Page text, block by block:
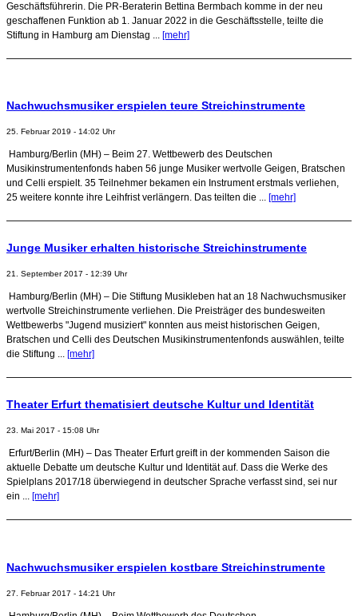
Geschäftsführerin. Die PR-Beraterin Bettina Bermbach komme in der neu
geschaffenen Funktion ab 1. Januar 2022 in die Geschäftsstelle, teilte die
Stiftung in Hamburg am Dienstag ... [mehr]
Nachwuchsmusiker erspielen teure Streichinstrumente
25. Februar 2019 - 14:02 Uhr
Hamburg/Berlin (MH) – Beim 27. Wettbewerb des Deutschen
Musikinstrumentenfonds haben 56 junge Musiker wertvolle Geigen, Bratschen
und Celli erspielt. 35 Teilnehmer bekamen ein Instrument erstmals verliehen,
25 weitere konnte ihre Leihfrist verlängern. Das teilten die ... [mehr]
Junge Musiker erhalten historische Streichinstrumente
21. September 2017 - 12:39 Uhr
Hamburg/Berlin (MH) – Die Stiftung Musikleben hat an 18 Nachwuchsmusiker
wertvolle Streichinstrumente verliehen. Die Preisträger des bundesweiten
Wettbewerbs "Jugend musiziert" konnten aus meist historischen Geigen,
Bratschen und Celli des Deutschen Musikinstrumentenfonds auswählen, teilte
die Stiftung ... [mehr]
Theater Erfurt thematisiert deutsche Kultur und Identität
23. Mai 2017 - 15:08 Uhr
Erfurt/Berlin (MH) – Das Theater Erfurt greift in der kommenden Saison die
aktuelle Debatte um deutsche Kultur und Identität auf. Dass die Werke des
Spielplans 2017/18 überwiegend in deutscher Sprache verfasst sind, sei nur
ein ... [mehr]
Nachwuchsmusiker erspielen kostbare Streichinstrumente
27. Februar 2017 - 14:21 Uhr